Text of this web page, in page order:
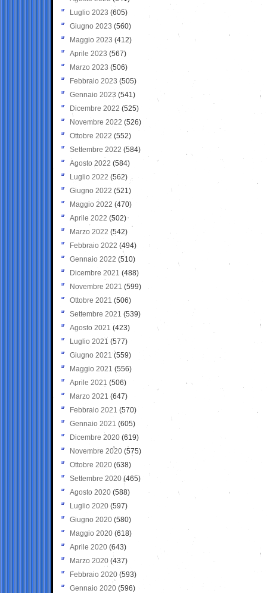
Luglio 2023 (605)
Giugno 2023 (560)
Maggio 2023 (412)
Aprile 2023 (567)
Marzo 2023 (506)
Febbraio 2023 (505)
Gennaio 2023 (541)
Dicembre 2022 (525)
Novembre 2022 (526)
Ottobre 2022 (552)
Settembre 2022 (584)
Agosto 2022 (584)
Luglio 2022 (562)
Giugno 2022 (521)
Maggio 2022 (470)
Aprile 2022 (502)
Marzo 2022 (542)
Febbraio 2022 (494)
Gennaio 2022 (510)
Dicembre 2021 (488)
Novembre 2021 (599)
Ottobre 2021 (506)
Settembre 2021 (539)
Agosto 2021 (423)
Luglio 2021 (577)
Giugno 2021(559)
Maggio 2021 (556)
Aprile 2021 (506)
Marzo 2021 (647)
Febbraio 2021 (570)
Gennaio 2021 (605)
Dicembre 2020 (619)
Novembre 2020 (575)
Ottobre 2020 (638)
Settembre 2020(465)
Agosto 2020 (588)
Luglio 2020 (597)
Giugno 2020 (580)
Maggio 2020 (618)
Aprile 2020 (643)
Marzo 2020 (437)
Febbraio 2020 (593)
Gennaio 2020 (596)